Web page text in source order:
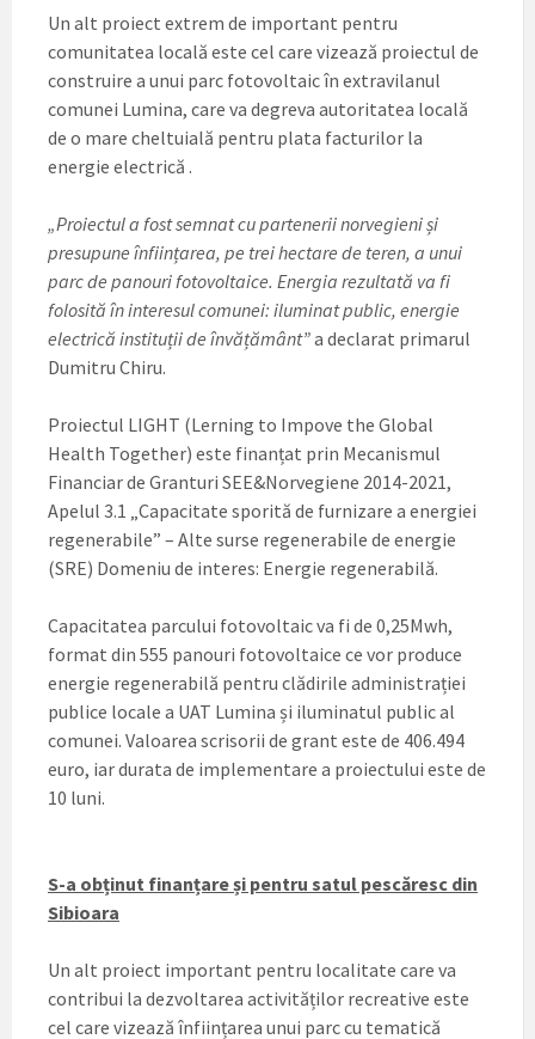
Un alt proiect extrem de important pentru
comunitatea locală este cel care vizează proiectul de
construire a unui parc fotovoltaic în extravilanul
comunei Lumina, care va degreva autoritatea locală
de o mare cheltuială pentru plata facturilor la
energie electrică .
„Proiectul a fost semnat cu partenerii norvegieni și
presupune înființarea, pe trei hectare de teren, a unui
parc de panouri fotovoltaice. Energia rezultată va fi
folosită în interesul comunei: iluminat public, energie
electrică instituții de învățământ”a declarat primarul
Dumitru Chiru.
Proiectul LIGHT (Lerning to Impove the Global
Health Together) este finanțat prin Mecanismul
Financiar de Granturi SEE&Norvegiene 2014-2021,
Apelul 3.1 „Capacitate sporită de furnizare a energiei
regenerabile” – Alte surse regenerabile de energie
(SRE) Domeniu de interes: Energie regenerabilă.
Capacitatea parcului fotovoltaic va fi de 0,25Mwh,
format din 555 panouri fotovoltaice ce vor produce
energie regenerabilă pentru clădirile administrației
publice locale a UAT Lumina și iluminatul public al
comunei. Valoarea scrisorii de grant este de 406.494
euro, iar durata de implementare a proiectului este de
10 luni.
S-a obținut finanțare și pentru satul pescăresc din
Sibioara
Un alt proiect important pentru localitate care va
contribui la dezvoltarea activităților recreative este
cel care vizează înființarea unui parc cu tematică